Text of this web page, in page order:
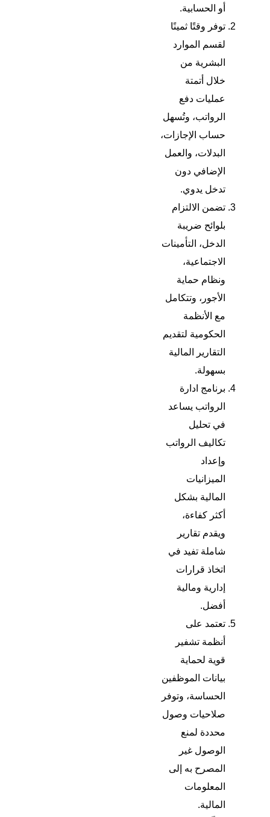
أو الحسابية.
توفر وقتًا ثمينًا
لقسم الموارد
البشرية من
خلال أتمتة
عمليات دفع
الرواتب، وتُسهل
حساب الإجازات،
البدلات، والعمل
الإضافي دون
تدخل يدوي.
تضمن الالتزام
بلوائح ضريبة
الدخل، التأمينات
الاجتماعية،
ونظام حماية
الأجور، وتتكامل
مع الأنظمة
الحكومية لتقديم
التقارير المالية
بسهولة.
برنامج ادارة
الرواتب يساعد
في تحليل
تكاليف الرواتب
وإعداد
الميزانيات
المالية بشكل
أكثر كفاءة،
ويقدم تقارير
شاملة تفيد في
اتخاذ قرارات
إدارية ومالية
أفضل.
تعتمد على
أنظمة تشفير
قوية لحماية
بيانات الموظفين
الحساسة، وتوفر
صلاحيات وصول
محددة لمنع
الوصول غير
المصرح به إلى
المعلومات
المالية.